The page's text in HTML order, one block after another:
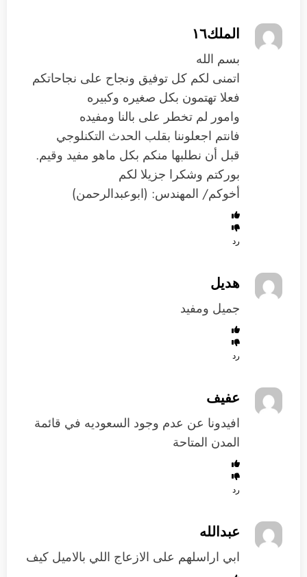
الملك١٦
بسم الله
اتمنى لكم كل توفيق ونجاح على نجاحاتكم
فعلا تهتمون بكل صغيره وكبيره
وامور لم تخطر على بالنا ومفيده
فانتم اجعلوننا بقلب الحدث التكنلوجي
قبل أن نطلبها منكم بكل ماهو مفيد وقيم.
بوركتم وشكرا جزيلا لكم
أخوكم/ المهندس: (ابوعبدالرحمن)
رد
هديل
جميل ومفيد
رد
عفيف
افيدونا عن عدم وجود السعوديه في قائمة
المدن المتاحة
رد
عبدالله
ابي اراسلهم على الازعاج اللي بالاميل كيف